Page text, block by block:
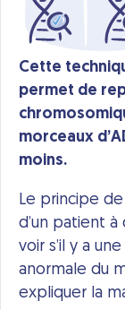
Cette
permet de
morceaux
moins.
Le principe
d’un patient à
voir s’il y a
anormale du
expliquer la